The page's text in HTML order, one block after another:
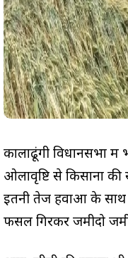
कालाढूंगी विधानसभा में
ओलावृष्टि से किसानों
इतनी तेज हवाओं के साथ
फसलें गिरकर जमीदो